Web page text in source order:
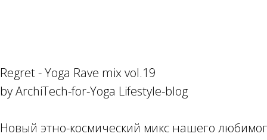
Regret - Yoga Rave mix vol.19
by ArchiTech-for-Yoga Lifestyle-blog
Новый этно-космический микс нашего